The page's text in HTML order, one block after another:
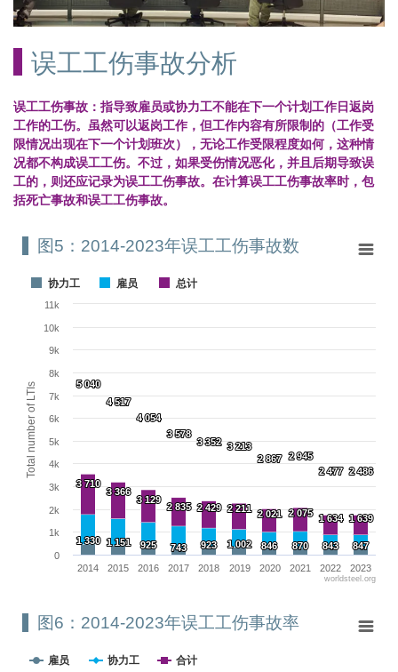
误工工伤事故分析
误工工伤事故：指导致雇员或协力工不能在下一个计划工作日返岗
工作的工伤。虽然可以返岗工作，但工作内容有所限制的（工作受
限情况出现在下一个计划班次），无论工作受限程度如何，这种情
况都不构成误工工伤。不过，如果受伤情况恶化，并且后期导致误
工的，则还应记录为误工工伤事故。在计算误工工伤事故率时，包
括死亡事故和误工工伤事故。
图5：2014-2023年误工工伤事故数
View as data table, 图5：2014-2023年误工工伤事故数
The chart has 1 X axis displaying categories.
The chart has 1 Y axis displaying Total number of LTIs. Range: 0 to
Total number of LTIs
1 330
1 330 1 151
1 151 925
925 743
743 923
923 1 002
1 002 846
846 870
870 843
843 847
847
3 710
3 710
3 366
3 366
3 129
3 129
2 835
2 835 2 429
2 429 2 211
2 211 2 021
2 021 2 075
2 075 1 634
1 634 1 639
1 639
5 040
5 040
4 517
4 517
4 054
4 054
3 578
3 578
3 352
3 352 3 213
3 213
2 867
2 867 2 945
2 945
2 477
2 477 2 486
2 486
协力工 雇员 总计
0
1k
2k
3k
4k
5k
6k
7k
8k
9k
10k
11k
2014 2015 2016 2017 2018 2019 2020 2021 2022 2023
worldsteel.org
图5：2014-2023年误工工伤事故数
图6：2014-2023年误工工伤事故率
View as data table, 图6：2014-2023年误工工伤事故率
雇员 协力工 合计
图6：2014-2023年误工工伤事故率